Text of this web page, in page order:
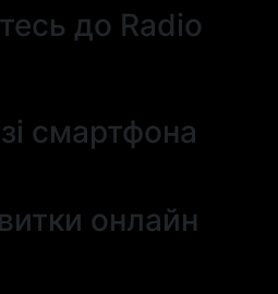
до Radio
смартфона
онлайн